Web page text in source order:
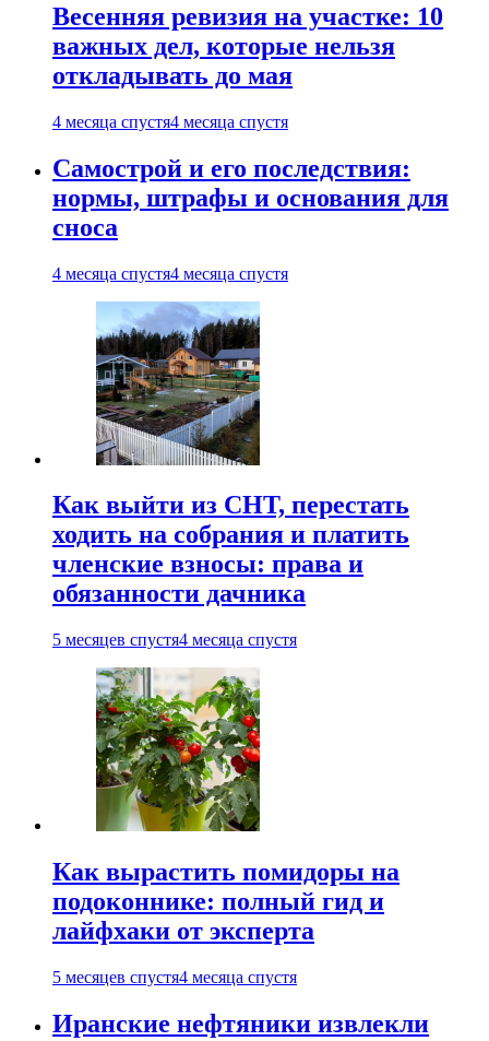
Весенняя ревизия на участке: 10
важных дел, которые нельзя
откладывать до мая
4 месяца спустя4 месяца спустя
Самострой и его последствия:
нормы, штрафы и основания для
сноса
4 месяца спустя4 месяца спустя
Как выйти из СНТ, перестать
ходить на собрания и платить
членские взносы: права и
обязанности дачника
5 месяцев спустя4 месяца спустя
Как вырастить помидоры на
подоконнике: полный гид и
лайфхаки от эксперта
5 месяцев спустя4 месяца спустя
Иранские нефтяники извлекли